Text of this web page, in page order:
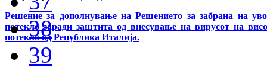
Решение за дополнување на Решението за забрана на
потекло заради заштита од внесување на вирусот на
потекло од Република Италија.
38
39